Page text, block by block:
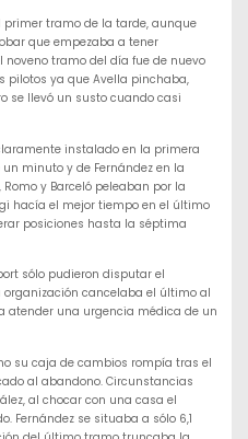
primer tramo de la tarde, aunque
que empezaba a tener
tramo del día fue de nuevo
pilotos ya que Avella pinchaba,
se llevó un susto cuando casi
instalado en la primera
minuto y de Fernández en la
Romo y Barceló peleaban por la
hacía el mejor tiempo en el último
posiciones hasta la séptima
sólo pudieron disputar el
cancelaba el último al
atender una urgencia médica de un
su caja de cambios rompía tras el
al abandono. Circunstancias
al chocar con una casa el
Fernández se situaba a sólo 6,1